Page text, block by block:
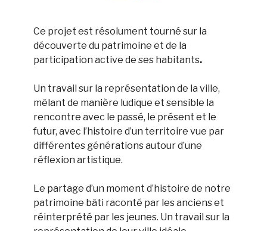
Ce projet est résolument tourné sur la
découverte du patrimoine et de la
participation active de ses habitants.
Un travail sur la représentation de la ville,
mêlant de manière ludique et sensible la
rencontre avec le passé, le présent et le
futur, avec l’histoire d’un territoire vue par
différentes générations autour d’une
réflexion artistique.
Le partage d’un moment d’histoire de notre
patrimoine bâti raconté par les anciens et
réinterprété par les jeunes. Un travail sur la